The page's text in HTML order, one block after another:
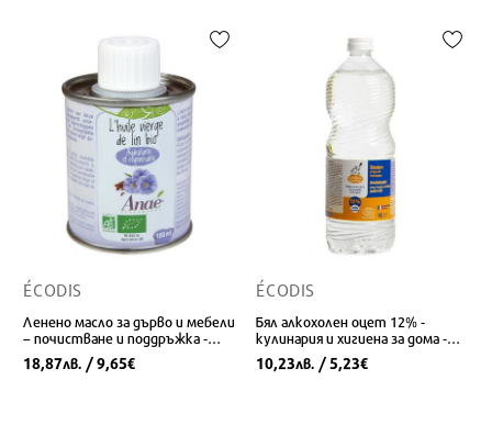
ÉCODIS
Ленено масло за дърво и мебели
– почистване и поддръжка -
Био, 100 ml
18,87лв. / 9,65€
ÉCODIS
Бял алкохолен оцет 12% -
кулинария и хигиена за дома -
Био, 1 L
10,23лв. / 5,23€